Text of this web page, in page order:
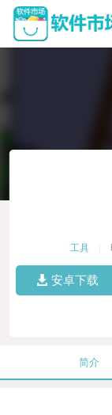
工具
安卓下载
简介